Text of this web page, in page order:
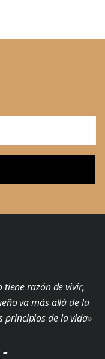
tiene razón de vivir,
va más allá de la
principios de la vida»
–